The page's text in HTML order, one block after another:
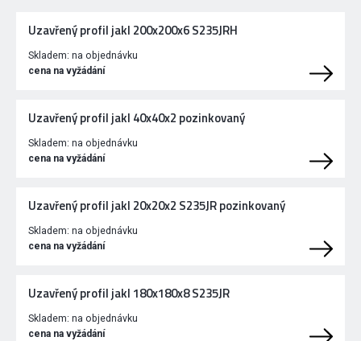
Uzavřený profil jakl 200x200x6 S235JRH
Skladem: na objednávku
cena na vyžádání
Uzavřený profil jakl 40x40x2 pozinkovaný
Skladem: na objednávku
cena na vyžádání
Uzavřený profil jakl 20x20x2 S235JR pozinkovaný
Skladem: na objednávku
cena na vyžádání
Uzavřený profil jakl 180x180x8 S235JR
Skladem: na objednávku
cena na vyžádání